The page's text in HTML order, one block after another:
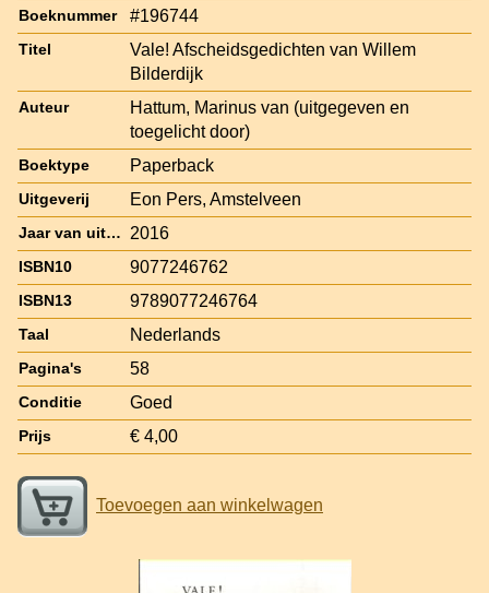
Boeknummer #196744
Titel
Vale! Afscheidsgedichten van Willem
Bilderdijk
Auteur
Hattum, Marinus van (uitgegeven en
toegelicht door)
Boektype Paperback
Uitgeverij Eon Pers, Amstelveen
Jaar van uitgave 2016
ISBN10 9077246762
ISBN13 9789077246764
Taal Nederlands
Pagina's 58
Conditie Goed
Prijs € 4,00
Toevoegen aan winkelwagen